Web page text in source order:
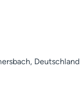
Deutschland